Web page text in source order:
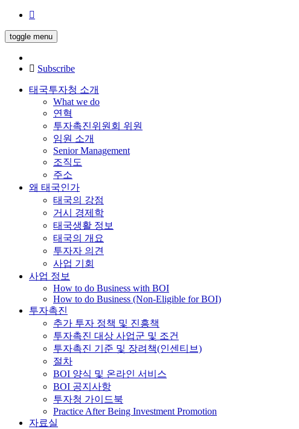
toggle menu
Subscribe
태국투자청 소개
What we do
연혁
투자촉진위원회 위원
임원 소개
Senior Management
조직도
주소
왜 태국인가
태국의 강점
거시 경제학
태국생활 정보
태국의 개요
투자자 의견
사업 기회
사업 정보
How to do Business with BOI
How to do Business (Non-Eligible for BOI)
투자촉진
추가 투자 정책 및 진흥책
투자촉진 대상 사업군 및 조건
투자촉진 기준 및 장려책(인센티브)
절차
BOI 양식 및 온라인 서비스
BOI 공지사항
투자청 가이드북
Practice After Being Investment Promotion
자료실